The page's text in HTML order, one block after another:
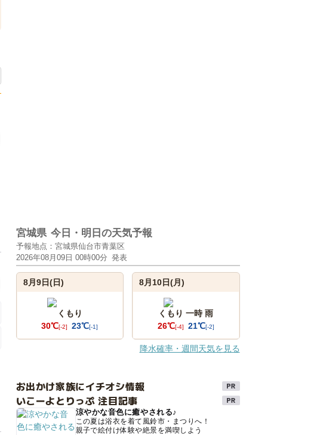
宮城県 今日・明日の天気予報
予報地点：宮城県仙台市青葉区
2026年08月09日 00時00分 発表
8月9日(日)
くもり
30℃[-2] 23℃[-1]
8月10日(月)
くもり 一時 雨
26℃[-4] 21℃[-2]
降水確率・週間天気を見る
お出かけ家族にイチオシ情報
いこーよとりっぷ 注目記事
涼やかな音色に癒やされる♪
この夏は浴衣を着て風鈴市・まつりへ！
親子で絵付け体験や絶景を満喫しよう